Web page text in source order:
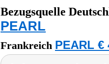
Bezugsquelle
PEARL
Frankreich PEARL €